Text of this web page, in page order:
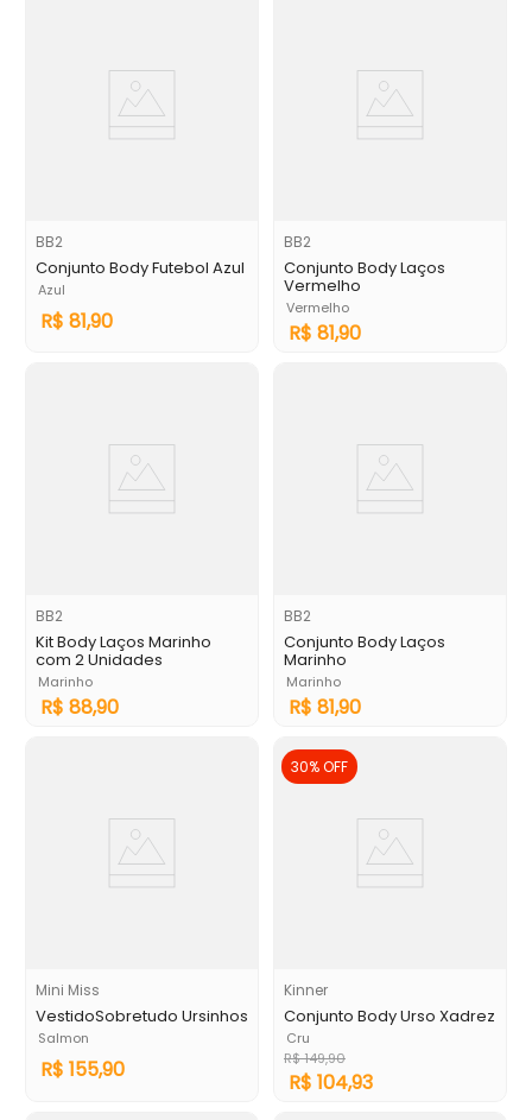
BB2
Conjunto Body Futebol Azul
Azul
R$ 81,90
BB2
Conjunto Body Laços
Vermelho
Vermelho
R$ 81,90
BB2
Kit Body Laços Marinho
com 2 Unidades
Marinho
R$ 88,90
BB2
Conjunto Body Laços
Marinho
Marinho
R$ 81,90
Mini Miss
VestidoSobretudo Ursinhos
Salmon
R$ 155,90
30%OFF
Kinner
Conjunto Body Urso Xadrez
Cru
R$149,90
R$ 104,93